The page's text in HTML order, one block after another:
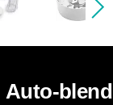
Auto-blend